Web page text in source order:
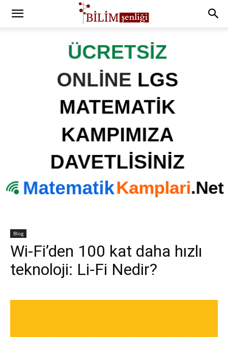
Blog
Wi-Fi’den 100 kat daha hızlı
teknoloji: Li-Fi Nedir?